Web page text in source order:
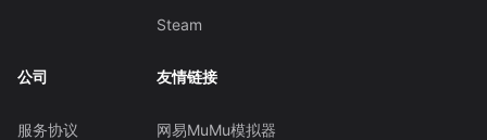
Steam
公司
服务协议
友情链接
网易MuMu模拟器